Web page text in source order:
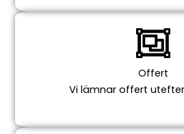
Offert
Vi lämnar offert